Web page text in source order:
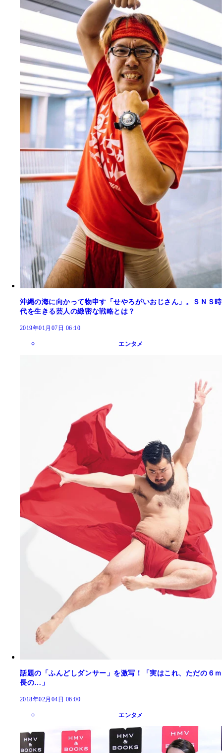
沖縄の海に向かって物申す「せやろがいおじさん」。ＳＮＳ時
代を生きる芸人の緻密な戦略とは？
2019年01月07日 06:10
エンタメ
話題の「ふんどしダンサー」を激写！「実はこれ、ただの６ｍ
長の…」
2018年02月04日 06:00
エンタメ